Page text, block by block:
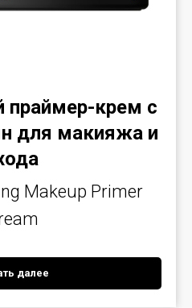
крем с
для макияжа и
Makeup Primer
далее